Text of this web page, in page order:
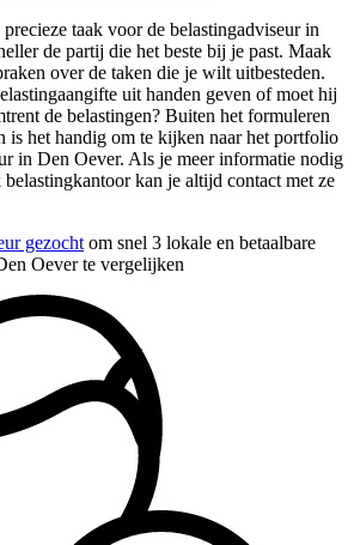
taak voor de belastingadviseur in
de partij die het beste bij je past. Maak
over de taken die je wilt uitbesteden.
uit handen geven of moet hij
de belastingen? Buiten het formuleren
is het handig om te kijken naar het portfolio
in Den Oever. Als je meer informatie nodig
kan je altijd contact met ze
gezocht om snel 3 lokale en betaalbare
Oever te vergelijken